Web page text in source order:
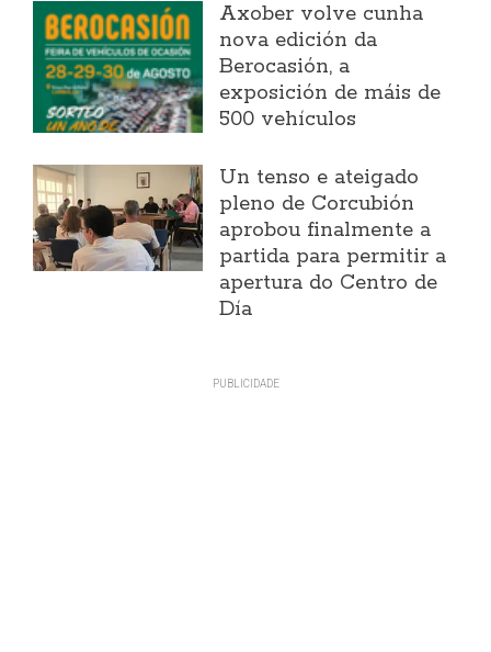
Axober volve cunha
nova edición da
Berocasión, a
exposición de máis de
500 vehículos
Un tenso e ateigado
pleno de Corcubión
aprobou finalmente a
partida para permitir a
apertura do Centro de
Día